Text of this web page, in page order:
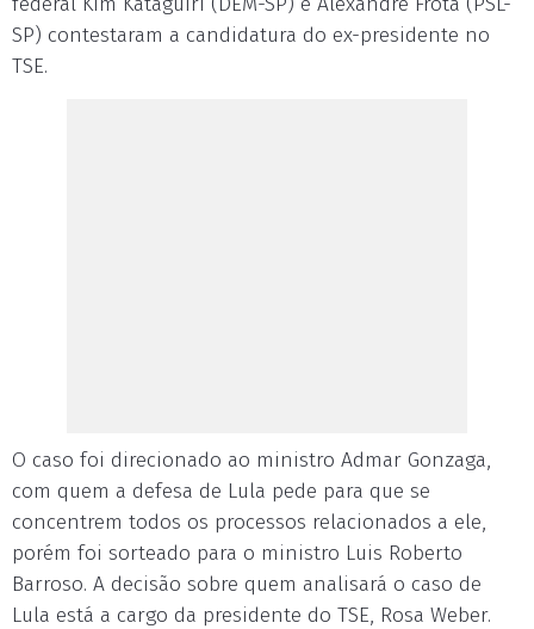
SP) contestaram a candidatura do ex-presidente no
TSE.
O caso foi direcionado ao ministro Admar Gonzaga,
com quem a defesa de Lula pede para que se
concentrem todos os processos relacionados a ele,
porém foi sorteado para o ministro Luis Roberto
Barroso. A decisão sobre quem analisará o caso de
Lula está a cargo da presidente do TSE, Rosa Weber.